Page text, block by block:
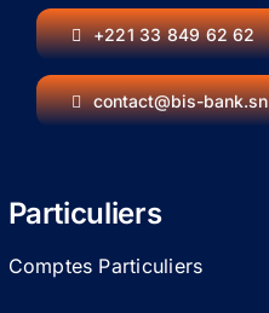
+221 33 849 62 62
contact@bis-bank.sn
Particuliers
Comptes Particuliers